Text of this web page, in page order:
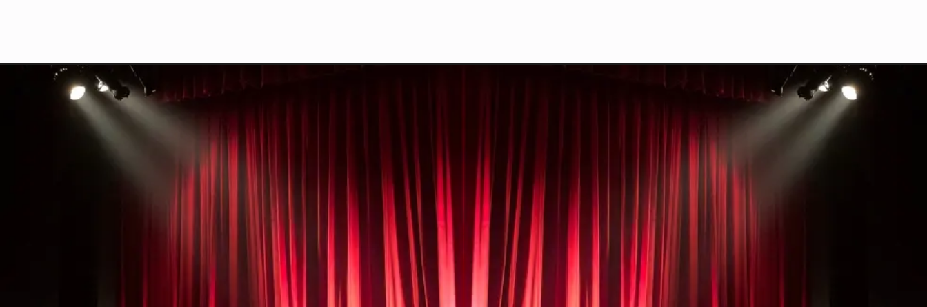
No te pierdas ningún
espectáculo de la temporada